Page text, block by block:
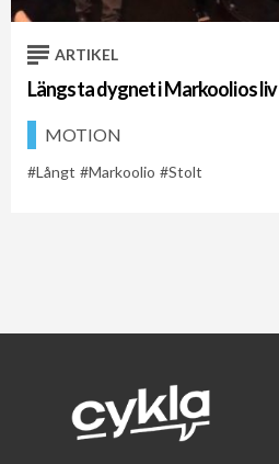
ARTIKEL
Längsta dygnet i Markoolios liv
MOTION
Långt Markoolio Stolt